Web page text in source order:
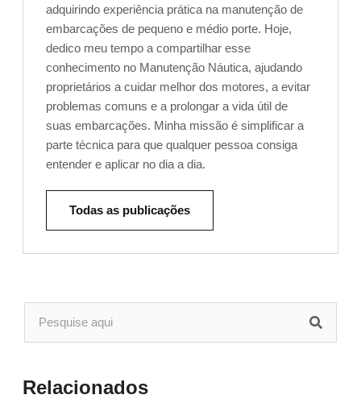
adquirindo experiência prática na manutenção de
embarcações de pequeno e médio porte. Hoje,
dedico meu tempo a compartilhar esse
conhecimento no Manutenção Náutica, ajudando
proprietários a cuidar melhor dos motores, a evitar
problemas comuns e a prolongar a vida útil de
suas embarcações. Minha missão é simplificar a
parte técnica para que qualquer pessoa consiga
entender e aplicar no dia a dia.
Todas as publicações
Relacionados